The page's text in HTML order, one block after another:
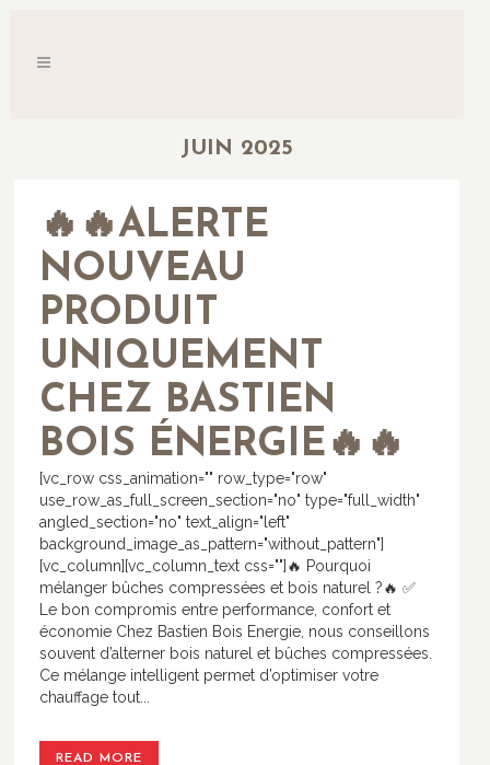
JUIN 2025
🔥🔥ALERTE
NOUVEAU
PRODUIT
UNIQUEMENT
CHEZ BASTIEN
BOIS ÉNERGIE🔥🔥
[vc_row css_animation="" row_type="row"
use_row_as_full_screen_section="no" type="full_width"
angled_section="no" text_align="left"
background_image_as_pattern="without_pattern"]
[vc_column][vc_column_text css=""]🔥 Pourquoi
mélanger bûches compressées et bois naturel ?🔥 ✅
Le bon compromis entre performance, confort et
économie Chez Bastien Bois Energie, nous conseillons
souvent d’alterner bois naturel et bûches compressées.
Ce mélange intelligent permet d’optimiser votre
chauffage tout...
READ MORE